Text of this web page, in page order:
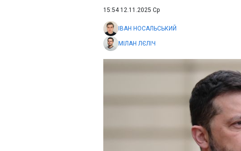
15:54 12.11.2025 Ср
ІВАН НОСАЛЬСЬКИЙ
МІЛАН ЛЄЛІЧ